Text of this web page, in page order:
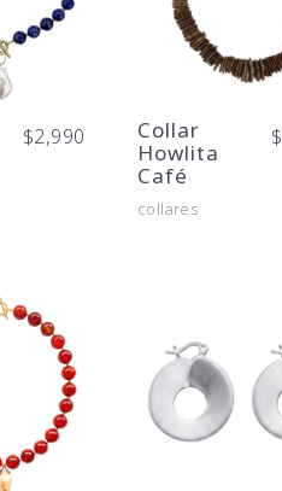
$2,990
Collar
Howlita
Café
$
collares